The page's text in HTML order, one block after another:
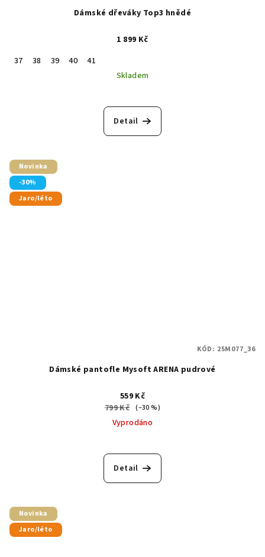
Dámské dřeváky Top3 hnědé
1 899 Kč
37
38 39 40
41
Skladem
Detail
Novinka
-30%
Jaro/léto
Dámské pantofle Mysoft ARENA pudrové
559 Kč
799 Kč (–30 %)
Vyprodáno
Detail
KÓD: 25M077_36
Novinka
Jaro/léto